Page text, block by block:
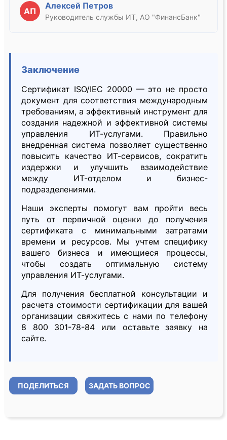
АП
Алексей Петров
Руководитель службы ИТ, АО "ФинансБанк"
Заключение
Сертификат ISO/IEC 20000 — это не просто
документ для соответствия международным
требованиям, а эффективный инструмент для
создания надежной и эффективной системы
управления ИТ-услугами. Правильно
внедренная система позволяет существенно
повысить качество ИТ-сервисов, сократить
издержки и улучшить взаимодействие
между ИТ-отделом и бизнес-
подразделениями.
Наши эксперты помогут вам пройти весь
путь от первичной оценки до получения
сертификата с минимальными затратами
времени и ресурсов. Мы учтем специфику
вашего бизнеса и имеющиеся процессы,
чтобы создать оптимальную систему
управления ИТ-услугами.
Для получения бесплатной консультации и
расчета стоимости сертификации для вашей
организации свяжитесь с нами по телефону
8 800 301-78-84 или оставьте заявку на
сайте.
ПОДЕЛИТЬСЯ ЗАДАТЬ ВОПРОС